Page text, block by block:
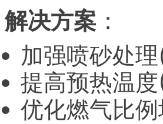
解决方案 ：
加强喷砂处
提高预热温
优化燃气比